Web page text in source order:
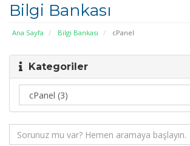
Bilgi Bankası
Ana Sayfa Bilgi Bankası cPanel
Kategoriler